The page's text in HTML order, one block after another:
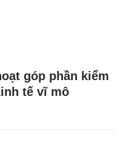
góp phần kiểm
tế vĩ mô